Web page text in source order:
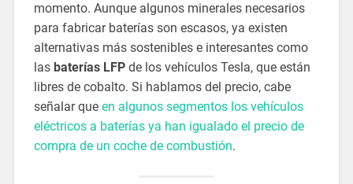
momento. Aunque algunos minerales necesarios
para fabricar baterías son escasos, ya existen
alternativas más sostenibles e interesantes como
las baterías LFPde los vehículos Tesla, que están
libres de cobalto. Si hablamos del precio, cabe
señalar que en algunos segmentos los vehículos
eléctricos a baterías ya han igualado el precio de
compra de un coche de combustión.